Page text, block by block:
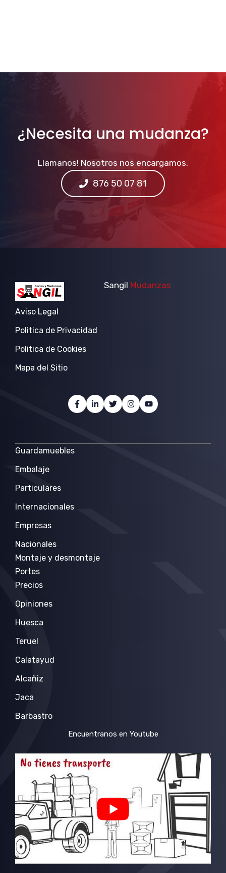
¿Necesita una mudanza?
Llamanos! Nosotros nos encargamos.
876 50 07 81
Sangil Mudanzas
Aviso Legal
Politica de Privacidad
Politica de Cookies
Mapa del Sitio
Guardamuebles
Embalaje
Particulares
Internacionales
Empresas
Nacionales
Montaje y desmontaje
Portes
Precios
Opiniones
Huesca
Teruel
Calatayud
Alcañiz
Jaca
Barbastro
Encuentranos en Youtube